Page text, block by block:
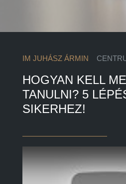
IM JUHÁSZ ÁRMIN
HOGYAN KELL
TANULNI? 5
SIKERHEZ!